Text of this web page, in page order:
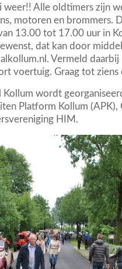
weer!! Alle oldtimers zijn
motoren en brommers.
13.00 tot 17.00 uur in
dat kan door
Vermeld daarbij
voertuig. Graag tot
wordt
Platform Kollum (APK),
HIM.